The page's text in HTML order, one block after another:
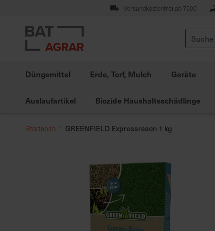
springen
Versandkostenfrei ab 750€
Suche
Düngemittel Erde, Torf, Mulch Geräte
Auslaufartikel Biozide Haushaltsschädlinge
Startseite GREENFIELD Expressrasen 1 kg